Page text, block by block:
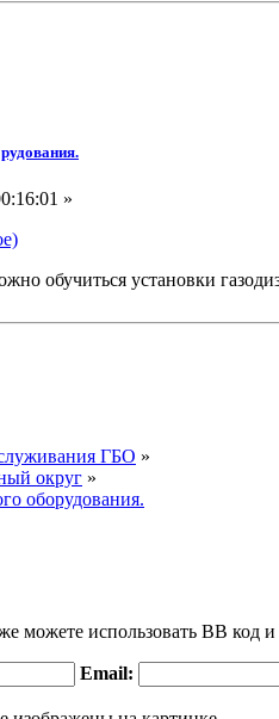
»
обучиться установки
ГБО »
округ »
оборудования.
можете использовать BB код
Email: